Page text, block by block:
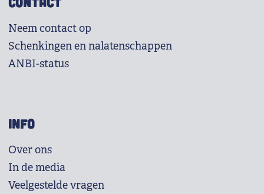
Neem contact op
Schenkingen en nalatenschappen
ANBI-status
INFO
Over ons
In de media
Veelgestelde vragen